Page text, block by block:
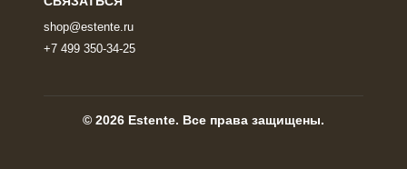
shop@estente.ru
+7 499 350-34-25
© 2026 Estente. Все права защищены.